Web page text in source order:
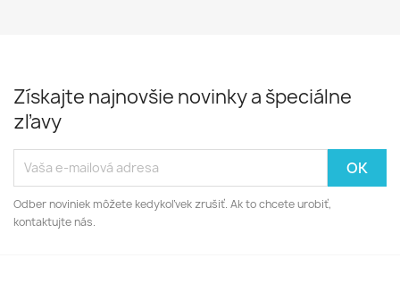
Získajte najnovšie novinky a špeciálne
zľavy
Odber noviniek môžete kedykoľvek zrušiť. Ak to chcete urobiť,
kontaktujte nás.